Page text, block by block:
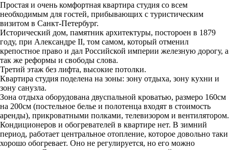
Простая и очень комфортная квартира студия со всем
необходимым для гостей, прибывающих с туристическим
визитом в Санкт-Петербург.
Исторический дом, памятник архитектуры, постороен в 1879
году, при Александре II, том самом, который отменил
крепостное право и дал Российской империи железную дорогу, а
так же реформы и свободы слова.
Третий этаж без лифта, высокие потолки.
Квартира студия поделена на зоны: зону отдыха, зону кухни и
зону санузла.
Зона отдыха оборудована двуспальной кроватью, размеро 160см
на 200см (постельное белье и полотенца входят в стоимость
аренды), прикроватными полками, телевизором и вентилятором.
Кондиционеров и обогревателей в квартире нет. В зимний
период, работает центральное отопление, которое довольно таки
хорошо обогревает. Оно не регулируется, но его можно